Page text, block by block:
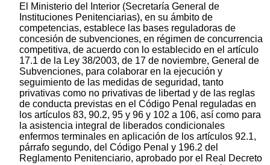
El Ministerio del Interior (Secretaría General de
Instituciones Penitenciarias), en su ámbito de
competencias, establece las bases reguladoras de
concesión de subvenciones, en régimen de concurrencia
competitiva, de acuerdo con lo establecido en el artículo
17.1 de la Ley 38/2003, de 17 de noviembre, General de
Subvenciones, para colaborar en la ejecución y
seguimiento de las medidas de seguridad, tanto
privativas como no privativas de libertad y de las reglas
de conducta previstas en el Código Penal reguladas en
los artículos 83, 90.2, 95 y 96 y 102 a 106, así como para
la asistencia integral de liberados condicionales
enfermos terminales en aplicación de los artículos 92.1,
párrafo segundo, del Código Penal y 196.2 del
Reglamento Penitenciario, aprobado por el Real Decreto